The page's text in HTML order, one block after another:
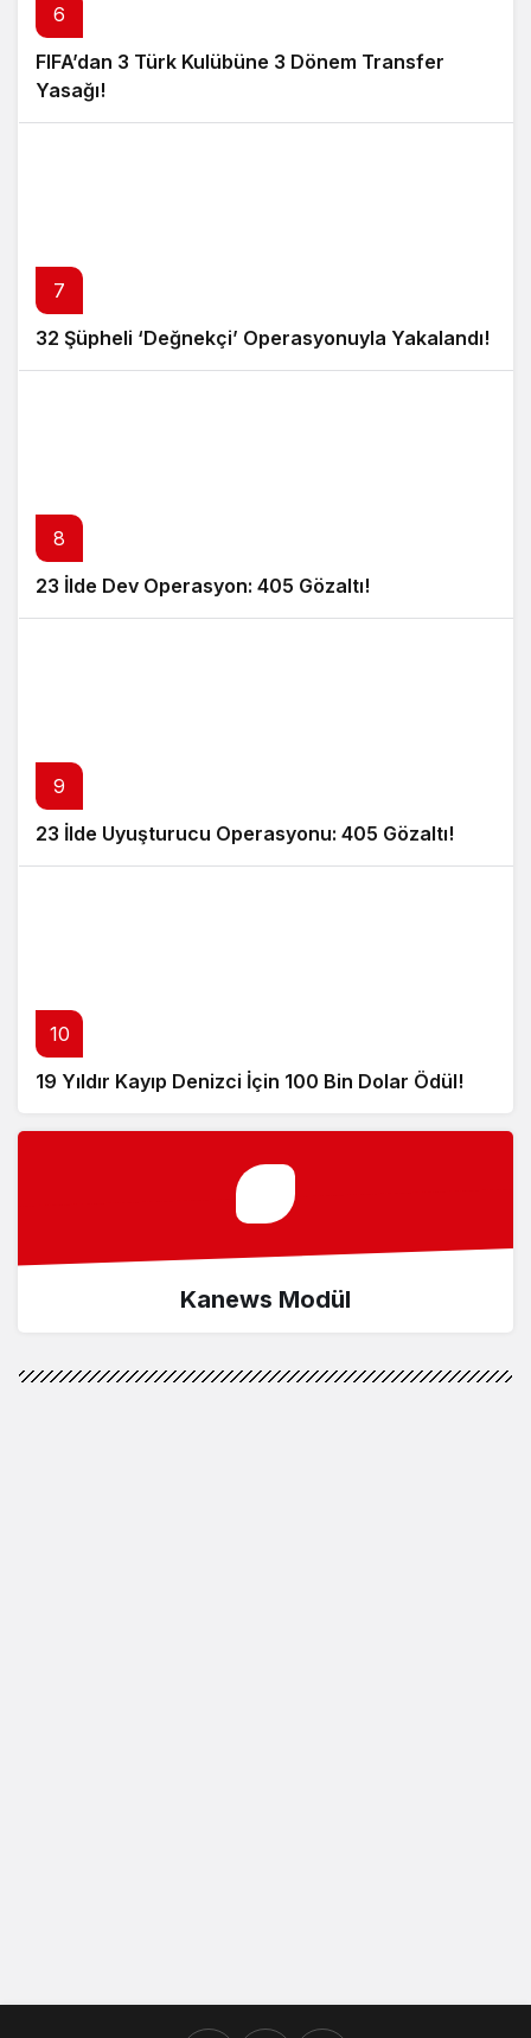
6
FIFA’dan 3 Türk Kulübüne 3 Dönem Transfer
Yasağı!
7
32 Şüpheli ‘Değnekçi’ Operasyonuyla Yakalandı!
8
23 İlde Dev Operasyon: 405 Gözaltı!
9
23 İlde Uyuşturucu Operasyonu: 405 Gözaltı!
10
19 Yıldır Kayıp Denizci İçin 100 Bin Dolar Ödül!
Kanews Modül